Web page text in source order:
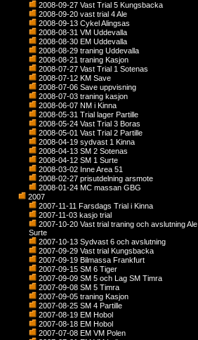
2008-09-27 Vast Trial 5 Kungsbacka
2008-09-20 vast trial 4 Ale
2008-09-13 Cykel Alingsas
2008-08-31 VM Uddevalla
2008-08-30 EM Uddevalla
2008-08-29 traning Uddevalla
2008-08-21 traning Kasjon
2008-07-27 Vast Trial 1 Sotenas
2008-07-12 KM Save
2008-07-06 Save uppvisning
2008-07-03 traning kasjon
2008-06-07 NM i Kinna
2008-05-31 Trial lager Partille
2008-05-24 Vast Trial 3 Boras
2008-05-01 Vast Trial 2 Partille
2008-04-19 sydvast 1 Kinna
2008-04-13 SM 2 Sotenas
2008-04-12 SM 1 Surte
2008-03-02 Inne Area 51
2008-02-27 prisutdelning arsmote
2008-01-24 MC massan GBG
2007
2007-11-11 Farsdags Trial i Kinna
2007-11-03 kasjo trial
2007-10-20 Vast trial traning och avslutning Ale
Surte
2007-10-13 Sydvast 6 och avslutning
2007-09-29 Vast trial Kungsbacka
2007-09-19 Bilmassa Frankfurt
2007-09-15 SM 6 Tiger
2007-09-09 SM 5 och Lag SM Timra
2007-09-08 SM 5 Timra
2007-09-05 traning Kasjon
2007-08-25 SM 4 Partille
2007-08-19 EM Hobol
2007-08-18 EM Hobol
2007-07-08 EM VM Polen